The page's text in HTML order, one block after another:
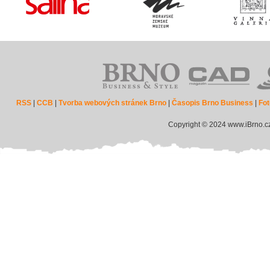
RSS |CCB |Tvorba webových stránek Brno |Časopis Brno Business
Copyright © 2024